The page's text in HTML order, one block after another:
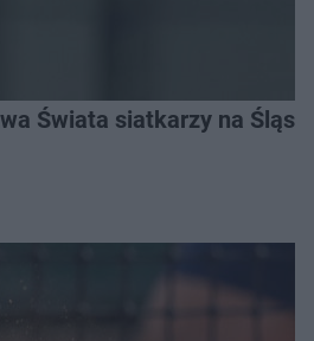
Świata siatkarzy na